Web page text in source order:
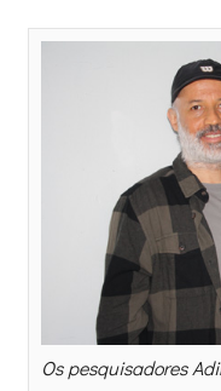
Os pesquisadores